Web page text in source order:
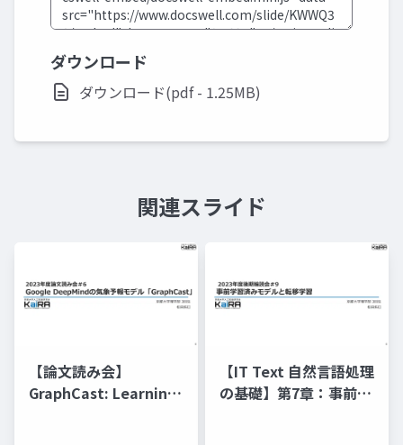
ダウンロード
ダウンロード(pdf - 1.25MB)
関連スライド
【論文読み会】
GraphCast: Learning
【IT Text 自然言語処理
の基礎】第7章：事前学